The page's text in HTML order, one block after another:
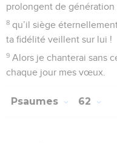
prolongent de génération
8 qu’il siège
ta fidélité veillent sur lui !
9 Alors je chanterai sans
chaque jour mes vœux.
Psaumes 62